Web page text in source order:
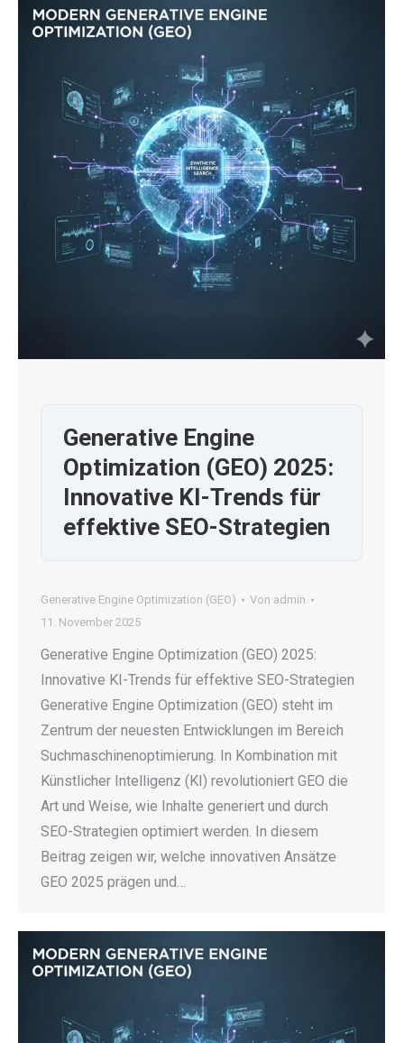
Generative Engine
Optimization (GEO) 2025:
Innovative KI-Trends für
effektive SEO-Strategien
Generative Engine Optimization (GEO) Von admin
11. November 2025
Generative Engine Optimization (GEO) 2025:
Innovative KI-Trends für effektive SEO-Strategien
Generative Engine Optimization (GEO) steht im
Zentrum der neuesten Entwicklungen im Bereich
Suchmaschinenoptimierung. In Kombination mit
Künstlicher Intelligenz (KI) revolutioniert GEO die
Art und Weise, wie Inhalte generiert und durch
SEO-Strategien optimiert werden. In diesem
Beitrag zeigen wir, welche innovativen Ansätze
GEO 2025 prägen und…